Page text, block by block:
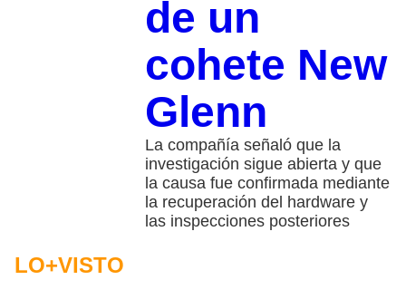
de un
cohete New
Glenn
La compañía señaló que la
investigación sigue abierta y que
la causa fue confirmada mediante
la recuperación del hardware y
las inspecciones posteriores
LO+VISTO